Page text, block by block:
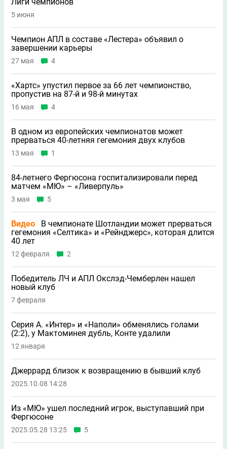
5 июня
Чемпион АПЛ в составе «Лестера» объявил о
завершении карьеры
27 мая 4
«Хартс» упустил первое за 66 лет чемпионство,
пропустив на 87-й и 98-й минутах
16 мая 4
В одном из европейских чемпионатов может
прерваться 40-летняя гегемония двух клубов
13 мая 1
84-летнего Фергюсона госпитализировали перед
матчем «МЮ» – «Ливерпуль»
3 мая 5
Видео
В чемпионате Шотландии может прерваться
гегемония «Селтика» и «Рейнджерс», которая длится
40 лет
12 февраля 2
Победитель ЛЧ и АПЛ Окслэд-Чемберлен нашел
новый клуб
7 февраля
Серия А. «Интер» и «Наполи» обменялись голами
(2:2), у Мактоминея дубль, Конте удалили
12 января
Джеррард близок к возвращению в бывший клуб
2025.10.08 14:28
Из «МЮ» ушел последний игрок, выступавший при
Фергюсоне
2025.05.28 13:25 5